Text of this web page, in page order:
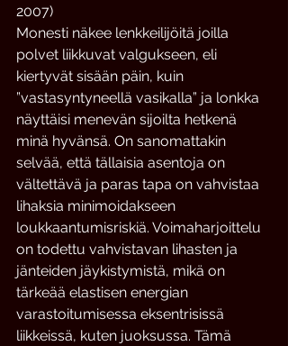
2007)
Monesti näkee lenkkeilijöitä joilla
polvet liikkuvat valgukseen, eli
kiertyvät sisään päin, kuin
”vastasyntyneellä vasikalla” ja lonkka
näyttäisi menevän sijoilta hetkenä
minä hyvänsä. On sanomattakin
selvää, että tällaisia asentoja on
vältettävä ja paras tapa on vahvistaa
lihaksia minimoidakseen
loukkaantumisriskiä. Voimaharjoittelu
on todettu vahvistavan lihasten ja
jänteiden jäykistymistä, mikä on
tärkeää elastisen energian
varastoitumisessa eksentrisissä
liikkeissä, kuten juoksussa. Tämä